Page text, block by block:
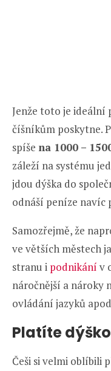
Jenže toto je ideální
číšníkům poskytne.
spíše na 1000 –
záleží na systému
jdou dýška do
odnáší peníze navíc
Samozřejmě, že
ve větších městech
stranu i podnikání v
náročnější a nároky
ovládání jazyků
Platíte
Češi si velmi oblíbili